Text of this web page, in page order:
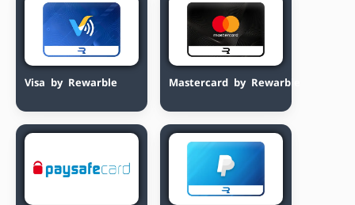
Visa by Rewarble Mastercard by Rewarble